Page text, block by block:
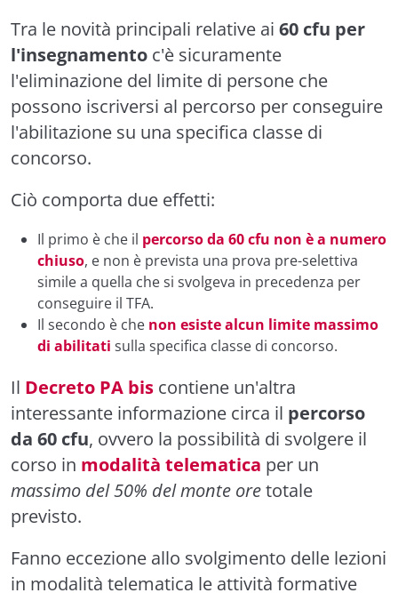
Tra le novità principali relative ai 60 cfu per
l'insegnamento c'è sicuramente
l'eliminazione del limite di persone che
possono iscriversi al percorso per conseguire
l'abilitazione su una specifica classe di
concorso.
Ciò comporta due effetti:
Il primo è che il percorso da 60 cfu non è a numero
chiuso, e non è prevista una prova pre-selettiva
simile a quella che si svolgeva in precedenza per
conseguire il TFA.
Il secondo è che non esiste alcun limite massimo
di abilitati sulla specifica classe di concorso.
Il Decreto PA bis contiene un'altra
interessante informazione circa il percorso
da 60 cfu, ovvero la possibilità di svolgere il
corso in modalità telematica per un
massimo del 50% del monte oretotale
previsto.
Fanno eccezione allo svolgimento delle lezioni
in modalità telematica le attività formative